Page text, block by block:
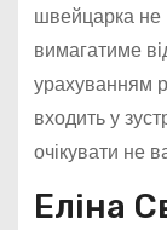
швейцарка не
вимагатиме
урахуванням
входить у
очікувати не
Еліна